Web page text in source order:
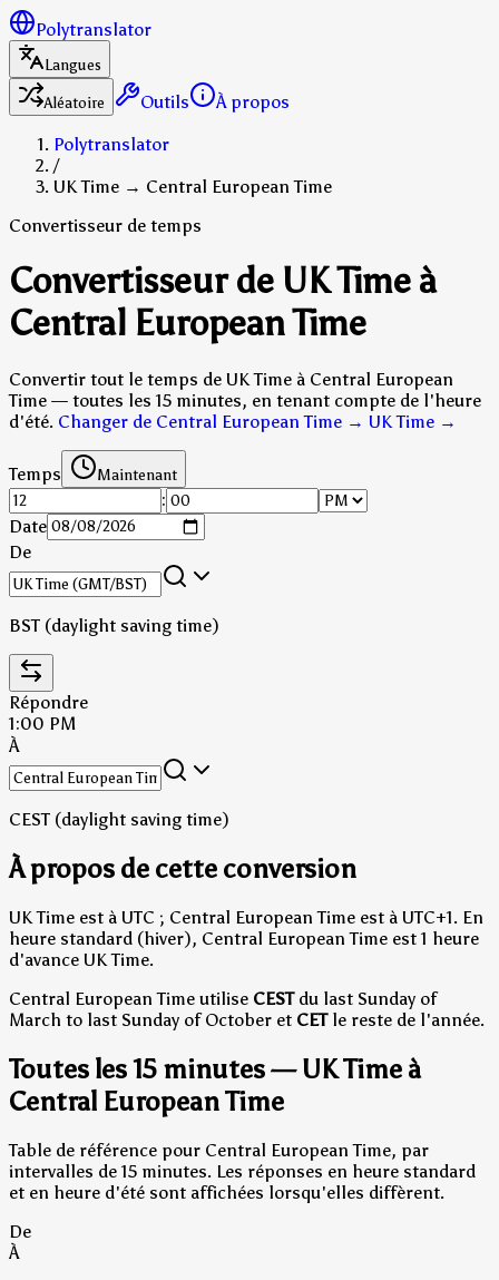
Polytranslator
Langues
Aléatoire
Outils
À propos
Polytranslator
/
UK Time → Central European Time
Convertisseur de temps
Convertisseur de UK Time à
Central European Time
Convertir tout le temps de UK Time à Central European
Time — toutes les 15 minutes, en tenant compte de l'heure
d'été. Changer de Central European Time → UK Time →
Temps Maintenant
:
Date
De
BST (daylight saving time)
Répondre
1:00 PM
À
CEST (daylight saving time)
À propos de cette conversion
UK Time est à UTC ; Central European Time est à UTC+1. En
heure standard (hiver), Central European Time est 1 heure
d'avance UK Time.
Central European Time utilise CESTdu last Sunday of
March to last Sunday of October et CETle reste de l'année.
Toutes les 15 minutes — UK Time à
Central European Time
Table de référence pour Central European Time, par
intervalles de 15 minutes. Les réponses en heure standard
et en heure d'été sont affichées lorsqu'elles diffèrent.
De
À